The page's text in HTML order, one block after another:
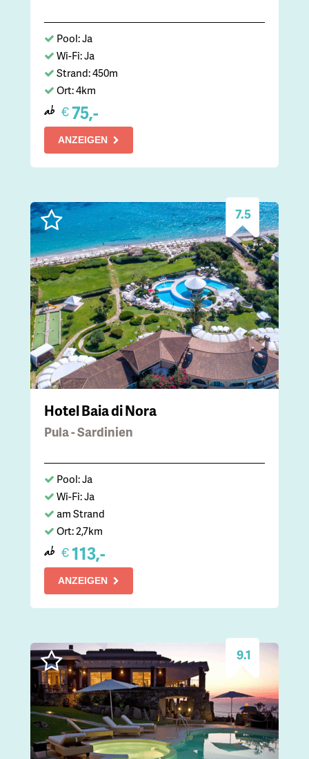
Pool: Ja
Wi-Fi: Ja
Strand: 450m
Ort: 4km
ab €75,-
ANZEIGEN
7.5
Hotel Baia di Nora
Pula - Sardinien
Pool: Ja
Wi-Fi: Ja
am Strand
Ort: 2,7km
ab €113,-
ANZEIGEN
9.1